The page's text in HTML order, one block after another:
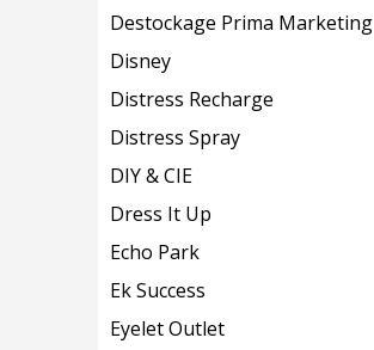
Destockage Prima Marketing
Disney
Distress Recharge
Distress Spray
DIY & CIE
Dress It Up
Echo Park
Ek Success
Eyelet Outlet